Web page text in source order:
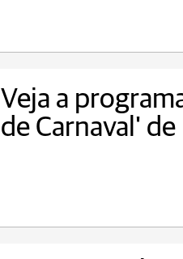
Veja a
de Carnaval'